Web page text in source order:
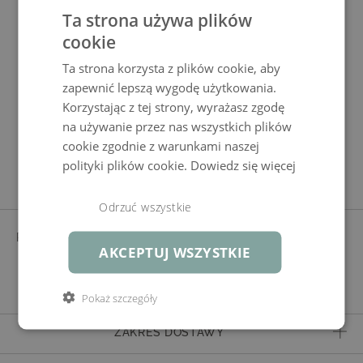
Pokrowiec Cube Hocker 45 cm
(crema)
Cechy produktu
POSZEWKA
barwiony w masie, wstępnie
zaimpregnowane, ukryte zamki
ZAKRES DOSTAWY
Ta strona używa plików
cookie
Ta strona korzysta z plików cookie, aby
zapewnić lepszą wygodę użytkowania.
Korzystając z tej strony, wyrażasz zgodę
na używanie przez nas wszystkich plików
cookie zgodnie z warunkami naszej
polityki plików cookie. Dowiedz się więcej
AKCEPTUJ WSZYSTKIE
Odrzuć wszystkie
Pokaż szczegóły